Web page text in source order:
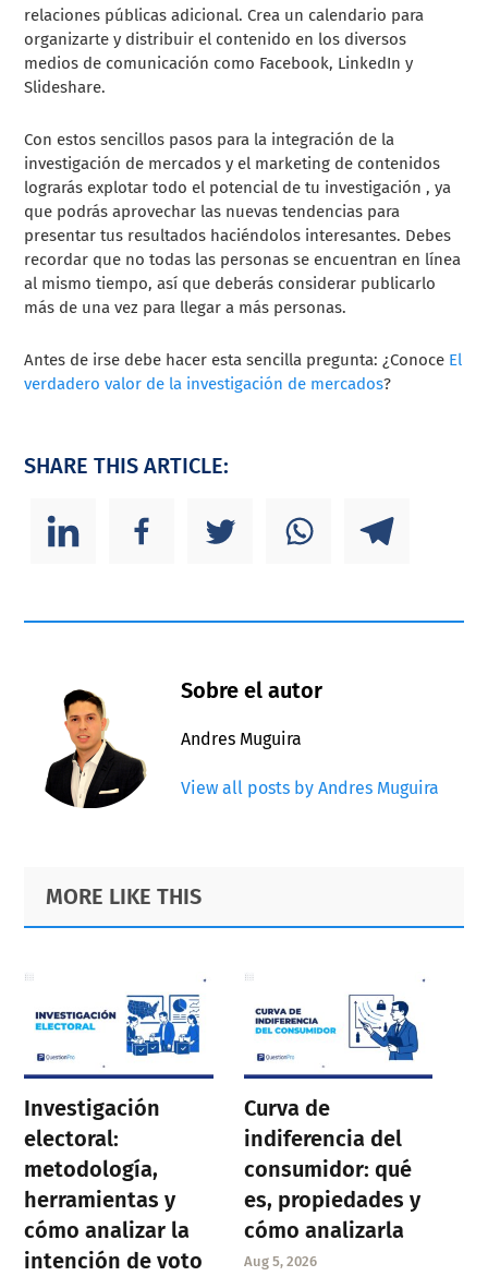
relaciones públicas adicional. Crea un calendario para
organizarte y distribuir el contenido en los diversos
medios de comunicación como Facebook, LinkedIn y
Slideshare.
Con estos sencillos pasos para la integración de la
investigación de mercados y el marketing de contenidos
lograrás explotar todo el potencial de tu investigación , ya
que podrás aprovechar las nuevas tendencias para
presentar tus resultados haciéndolos interesantes. Debes
recordar que no todas las personas se encuentran en línea
al mismo tiempo, así que deberás considerar publicarlo
más de una vez para llegar a más personas.
Antes de irse debe hacer esta sencilla pregunta: ¿Conoce El
verdadero valor de la investigación de mercados?
SHARE THIS ARTICLE:
Sobre el autor
Andres Muguira
View all posts by Andres Muguira
Primary
Sidebar
Footer
MORE LIKE THIS
Investigación
electoral:
metodología,
herramientas y
cómo analizar la
intención de voto
Curva de
indiferencia del
consumidor: qué
es, propiedades y
cómo analizarla
Aug 5, 2026